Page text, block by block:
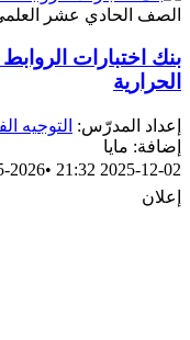
الصف الحادي عشر
بنك اختبارات الروابط
الحرارية
إعداد المدرّس: التوجيه
إضافة: مايا
2025-12-02 21:32
•
2026
إعلان